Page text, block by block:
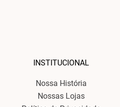
INSTITUCIONAL
Nossa História
Nossas Lojas